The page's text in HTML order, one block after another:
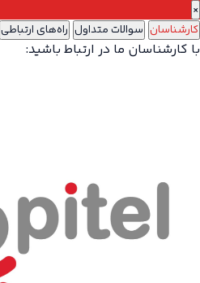
×
کارشناسان سوالات متداول راه‌های ارتباطی
با کارشناسان ما در ارتباط باشید: